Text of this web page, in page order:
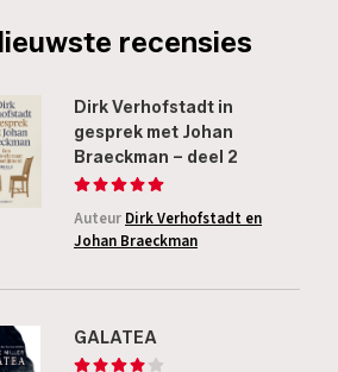
recensies
Dirk Verhofstadt in
gesprek met Johan
Braeckman – deel 2
Auteur Dirk Verhofstadt en
Johan Braeckman
GALATEA